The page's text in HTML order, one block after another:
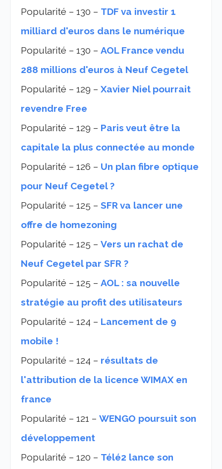
Popularité – 130 – TDF va investir 1
milliard d'euros dans le numérique
Popularité – 130 –AOL France vendu
288 millions d'euros à Neuf Cegetel
Popularité – 129 –Xavier Niel pourrait
revendre Free
Popularité – 129 – Paris veut être la
capitale la plus connectée au monde
Popularité – 126 – Un plan fibre optique
pour Neuf Cegetel ?
Popularité – 125 –SFR va lancer une
offre de homezoning
Popularité – 125 –Vers un rachat de
Neuf Cegetel par SFR ?
Popularité – 125 –AOL : sa nouvelle
stratégie au profit des utilisateurs
Popularité – 124 – Lancement de 9
mobile !
Popularité – 124 – résultats de
l'attribution de la licence WIMAX en
france
Popularité – 121 –WENGO poursuit son
développement
Popularité – 120 – Télé2 lance son